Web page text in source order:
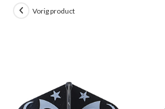
Vorig product